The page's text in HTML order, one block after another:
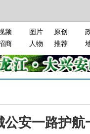
频
商
图片
原创
人物
推荐
安一路护航